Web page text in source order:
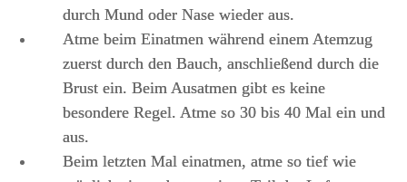
durch Mund oder Nase wieder aus.
Atme beim Einatmen während einem Atemzug
zuerst durch den Bauch, anschließend durch die
Brust ein. Beim Ausatmen gibt es keine
besondere Regel. Atme so 30 bis 40 Mal ein und
aus.
Beim letzten Mal einatmen, atme so tief wie